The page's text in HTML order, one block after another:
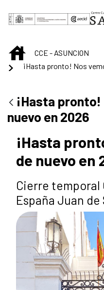
Saltar al contenido
INICIOCCE - ASUNCION
¡Hasta pronto! Nos
¡Hasta
nuevo en 2026
¡Hasta
de nuevo en
Cierre temporal
España Juan de